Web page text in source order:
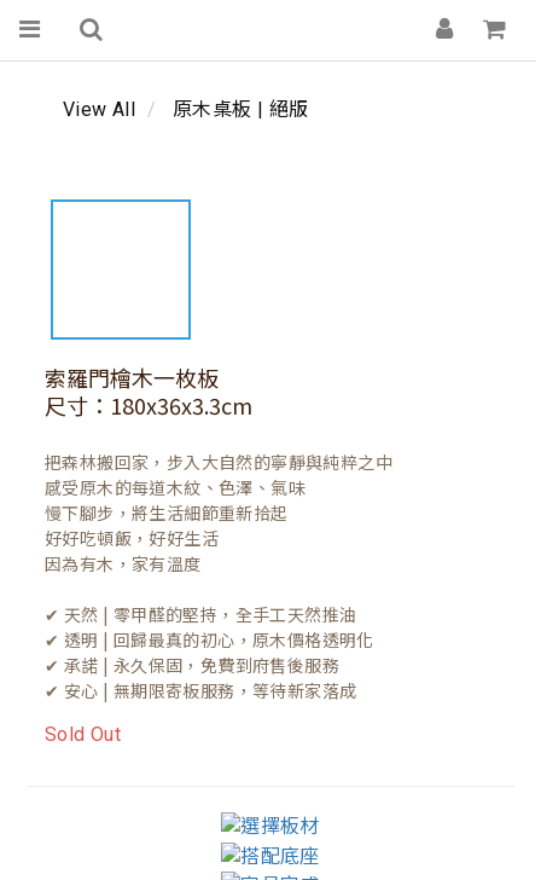
View All 原木桌板 | 絕版
索羅門檜木一枚板
尺寸：180x36x3.3cm
把森林搬回家，步入大自然的寧靜與純粹之中
感受原木的每道木紋、色澤、氣味
慢下腳步，將生活細節重新拾起
好好吃頓飯，好好生活
因為有木，家有溫度
✔ 天然 | 零甲醛的堅持，全手工天然推油
✔ 透明 | 回歸最真的初心，原木價格透明化
✔ 承諾 | 永久保固，免費到府售後服務
✔ 安心 | 無期限寄板服務，等待新家落成
Sold Out